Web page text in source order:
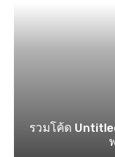
รวมโค้ด